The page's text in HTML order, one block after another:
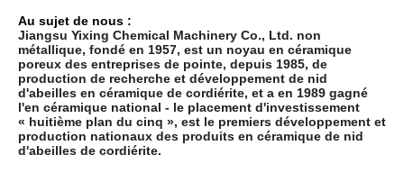
Au sujet de nous :
Jiangsu Yixing Chemical Machinery Co., Ltd. non
métallique, fondé en 1957, est un noyau en céramique
poreux des entreprises de pointe, depuis 1985, de
production de recherche et développement de nid
d'abeilles en céramique de cordiérite, et a en 1989 gagné
l'en céramique national - le placement d'investissement
« huitième plan du cinq », est le premiers développement et
production nationaux des produits en céramique de nid
d'abeilles de cordiérite.